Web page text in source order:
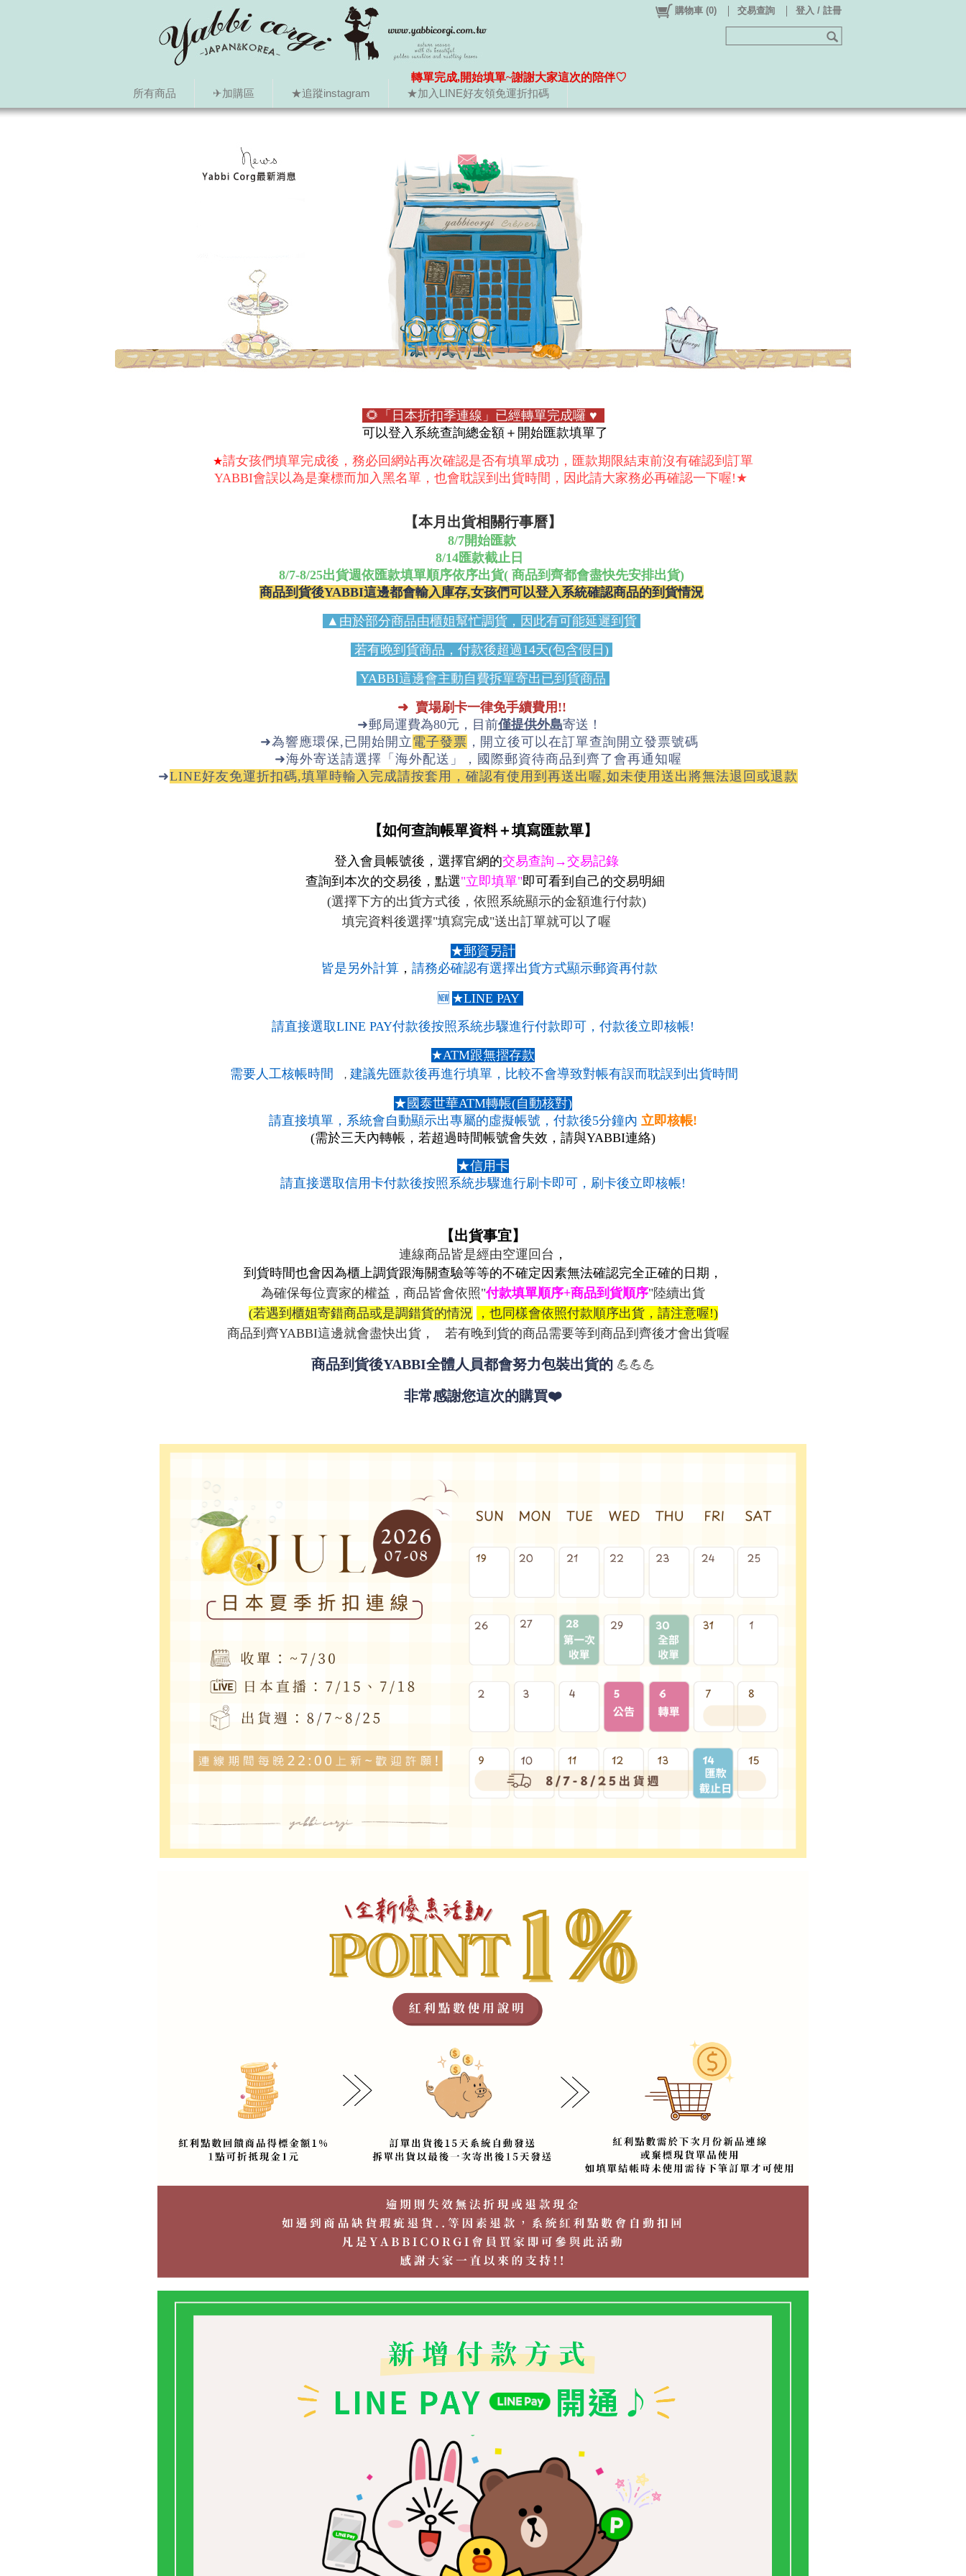
所有商品 ✈加購區 ★追蹤instagram ★加入LINE好友領免運折扣碼
購物車 (0) 交易查詢 登入 / 註冊
轉單完成,開始填單~謝謝大家這次的陪伴♡